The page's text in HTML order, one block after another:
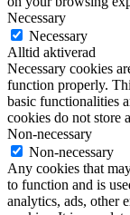
Necessary
Necessary
Alltid aktiverad
Necessary cookies
function properly.
basic functionalities
cookies do not store
Non-necessary
Non-necessary
Any cookies that
to function and is
analytics, ads, other